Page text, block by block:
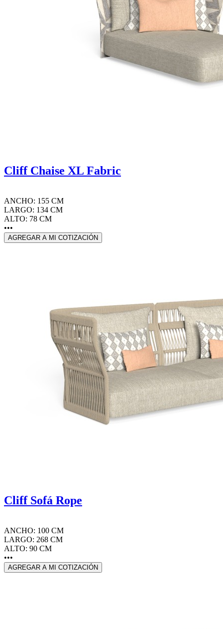
Cliff Chaise XL Fabric
ANCHO: 155 CM
LARGO: 134 CM
ALTO: 78 CM
•••
AGREGAR A MI COTIZACIÓN
Cliff Sofá Rope
ANCHO: 100 CM
LARGO: 268 CM
ALTO: 90 CM
•••
AGREGAR A MI COTIZACIÓN